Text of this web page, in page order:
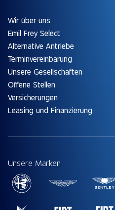
Wir über uns
Emil Frey Select
Alternative Antriebe
Terminvereinbarung
Unsere Gesellschaften
Offene Stellen
Versicherungen
Leasing und Finanzierung
Unsere Marken